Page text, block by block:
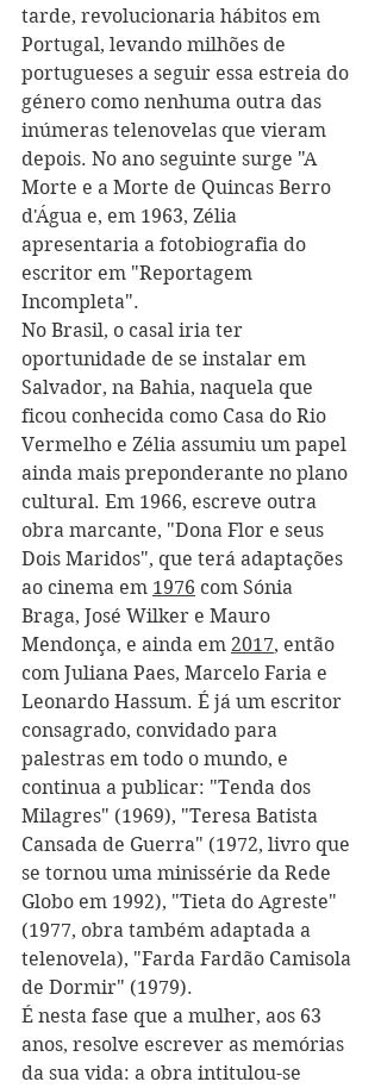
tarde, revolucionaria hábitos em
Portugal, levando milhões de
portugueses a seguir essa estreia do
género como nenhuma outra das
inúmeras telenovelas que vieram
depois. No ano seguinte surge "A
Morte e a Morte de Quincas Berro
d'Água e, em 1963, Zélia
apresentaria a fotobiografia do
escritor em "Reportagem
Incompleta".
No Brasil, o casal iria ter
oportunidade de se instalar em
Salvador, na Bahia, naquela que
ficou conhecida como Casa do Rio
Vermelho e Zélia assumiu um papel
ainda mais preponderante no plano
cultural. Em 1966, escreve outra
obra marcante, "Dona Flor e seus
Dois Maridos", que terá adaptações
ao cinema em 1976 com Sónia
Braga, José Wilker e Mauro
Mendonça, e ainda em 2017, então
com Juliana Paes, Marcelo Faria e
Leonardo Hassum. É já um escritor
consagrado, convidado para
palestras em todo o mundo, e
continua a publicar: "Tenda dos
Milagres" (1969), "Teresa Batista
Cansada de Guerra" (1972, livro que
se tornou uma minissérie da Rede
Globo em 1992), "Tieta do Agreste"
(1977, obra também adaptada a
telenovela), "Farda Fardão Camisola
de Dormir" (1979).
É nesta fase que a mulher, aos 63
anos, resolve escrever as memórias
da sua vida: a obra intitulou-se